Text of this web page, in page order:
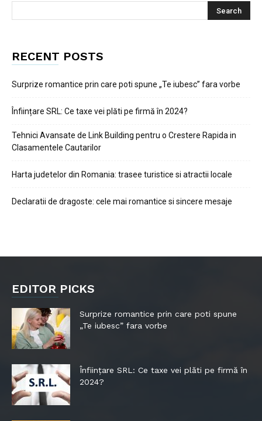
RECENT POSTS
Surprize romantice prin care poti spune „Te iubesc” fara vorbe
Înființare SRL: Ce taxe vei plăti pe firmă în 2024?
Tehnici Avansate de Link Building pentru o Crestere Rapida in
Clasamentele Cautarilor
Harta judetelor din Romania: trasee turistice si atractii locale
Declaratii de dragoste: cele mai romantice si sincere mesaje
EDITOR PICKS
Surprize romantice prin care poti spune
„Te iubesc” fara vorbe
Înființare SRL: Ce taxe vei plăti pe firmă în
2024?